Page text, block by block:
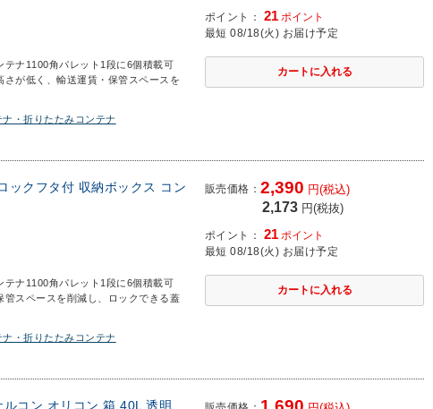
テナ 1100角パレット1段に6個積載可
が低く、輸送運賃・保管スペースを
ナ・折りたたみコンテナ
ポイント： 21 ポイント
最短 08/18(火) お届け予定
ックフタ付 収納ボックス コン
テナ 1100角パレット1段に6個積載可
スペースを削減し、ロックできる蓋
ナ・折りたたみコンテナ
販売価格：2,390 円(税込)
2,173 円(税抜)
ポイント： 21 ポイント
最短 08/18(火) お届け予定
コン オリコン 箱 40L 透明